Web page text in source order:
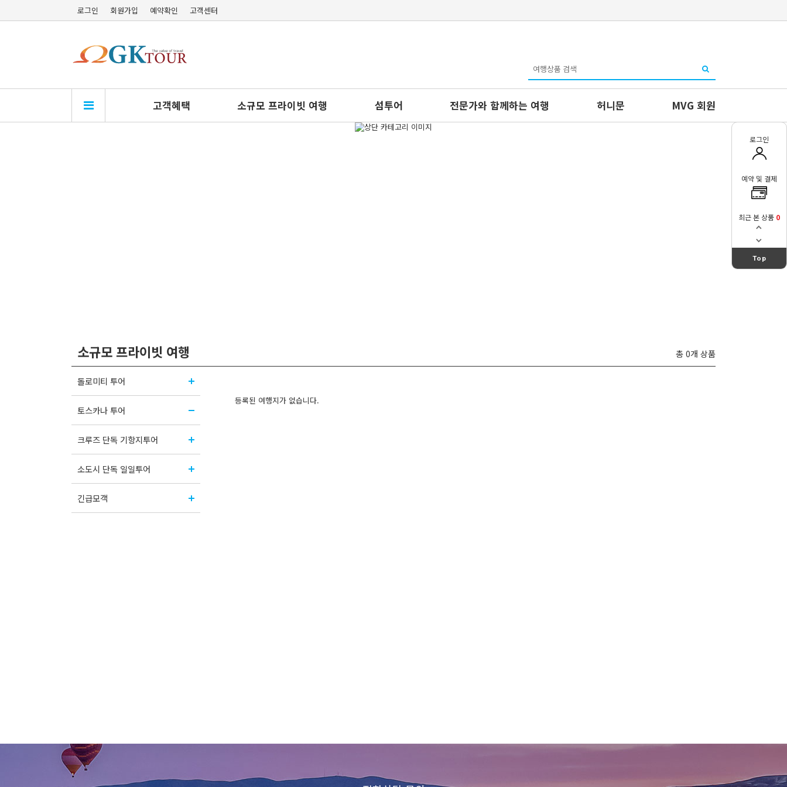
로그인 회원가입 예약확인 고객센터
고객혜택 소규모 프라이빗 여행 섬투어 전문가와 함께하는 여행 허니문 MVG 회원
소규모 프라이빗 여행 총 0개 상품
돌로미티 투어
토스카나 투어
크루즈 단독 기항지투어
소도시 단독 일일투어
긴급모객
등록된 여행지가 없습니다.
로그인
예약 및 결제
최근 본 상품 0
Top